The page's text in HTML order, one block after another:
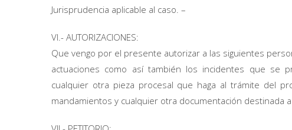
Jurisprudencia aplicable al caso. –
VI.- AUTORIZACIONES:
Que vengo por el presente autorizar a las siguientes
actuaciones como así también los incidentes que se
cualquier otra pieza procesal que haga al trámite del
mandamientos y cualquier otra documentación destinada a